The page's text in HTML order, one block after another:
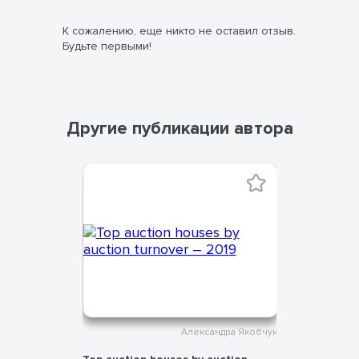
К сожалению, еще никто не оставил отзыв.
Будьте первыми!
Другие публикации автора
Александра Якобчук